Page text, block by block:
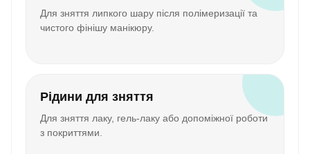
Для зняття липкого шару після полімеризації та
чистого фінішу манікюру.
Рідини для зняття
Для зняття лаку, гель-лаку або допоміжної роботи
з покриттями.